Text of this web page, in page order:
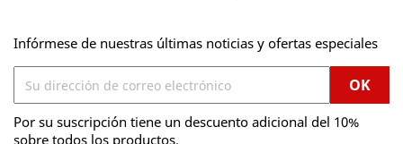
Infórmese de nuestras últimas noticias y ofertas especiales
Por su suscripción tiene un descuento adicional del 10%
sobre todos los productos.